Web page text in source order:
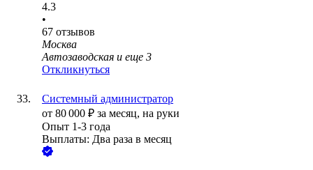
4.3
•
67 отзывов
Москва
Автозаводская и еще 3
Откликнуться
Системный администратор
от 80 000 ₽ за месяц, на руки
Опыт 1-3 года
Выплаты: Два раза в месяц